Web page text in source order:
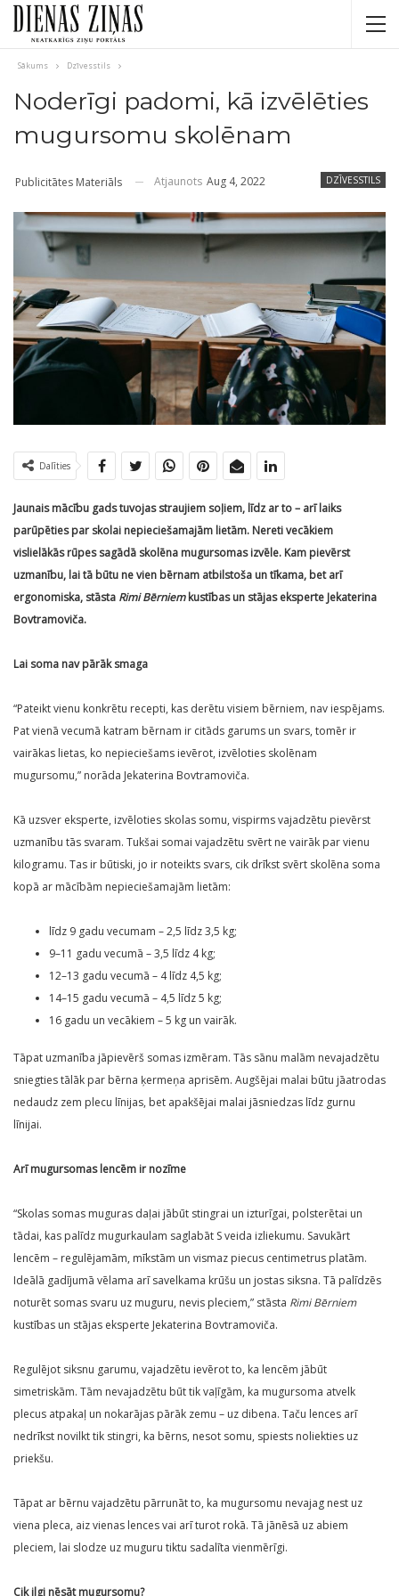
Sākums Dzīvesstils
Noderīgi padomi, kā izvēlēties
mugursomu skolēnam
DZĪVESSTILS
Publicitātes Materiāls Atjaunots Aug 4, 2022
Dalīties
Jaunais mācību gads tuvojas straujiem soļiem, līdz ar to – arī laiks
parūpēties par skolai nepieciešamajām lietām. Nereti vecākiem
vislielākās rūpes sagādā skolēna mugursomas izvēle. Kam pievērst
uzmanību, lai tā būtu ne vien bērnam atbilstoša un tīkama, bet arī
ergonomiska, stāsta Rimi Bērniemkustības un stājas eksperte Jekaterina
Bovtramoviča.
Lai soma nav pārāk smaga
“Pateikt vienu konkrētu recepti, kas derētu visiem bērniem, nav iespējams.
Pat vienā vecumā katram bērnam ir citāds garums un svars, tomēr ir
vairākas lietas, ko nepieciešams ievērot, izvēloties skolēnam
mugursomu,” norāda Jekaterina Bovtramoviča.
Kā uzsver eksperte, izvēloties skolas somu, vispirms vajadzētu pievērst
uzmanību tās svaram. Tukšai somai vajadzētu svērt ne vairāk par vienu
kilogramu. Tas ir būtiski, jo ir noteikts svars, cik drīkst svērt skolēna soma
kopā ar mācībām nepieciešamajām lietām:
līdz 9 gadu vecumam – 2,5 līdz 3,5 kg;
9–11 gadu vecumā – 3,5 līdz 4 kg;
12–13 gadu vecumā – 4 līdz 4,5 kg;
14–15 gadu vecumā – 4,5 līdz 5 kg;
16 gadu un vecākiem – 5 kg un vairāk.
Tāpat uzmanība jāpievērš somas izmēram. Tās sānu malām nevajadzētu
sniegties tālāk par bērna ķermeņa aprisēm. Augšējai malai būtu jāatrodas
nedaudz zem plecu līnijas, bet apakšējai malai jāsniedzas līdz gurnu
līnijai.
Arī mugursomas lencēm ir nozīme
“Skolas somas muguras daļai jābūt stingrai un izturīgai, polsterētai un
tādai, kas palīdz mugurkaulam saglabāt S veida izliekumu. Savukārt
lencēm – regulējamām, mīkstām un vismaz piecus centimetrus platām.
Ideālā gadījumā vēlama arī savelkama krūšu un jostas siksna. Tā palīdzēs
noturēt somas svaru uz muguru, nevis pleciem,” stāsta Rimi Bērniem
kustības un stājas eksperte Jekaterina Bovtramoviča.
Regulējot siksnu garumu, vajadzētu ievērot to, ka lencēm jābūt
simetriskām. Tām nevajadzētu būt tik vaļīgām, ka mugursoma atvelk
plecus atpakaļ un nokarājas pārāk zemu – uz dibena. Taču lences arī
nedrīkst novilkt tik stingri, ka bērns, nesot somu, spiests noliekties uz
priekšu.
Tāpat ar bērnu vajadzētu pārrunāt to, ka mugursomu nevajag nest uz
viena pleca, aiz vienas lences vai arī turot rokā. Tā jānēsā uz abiem
pleciem, lai slodze uz muguru tiktu sadalīta vienmērīgi.
Cik ilgi nēsāt mugursomu?